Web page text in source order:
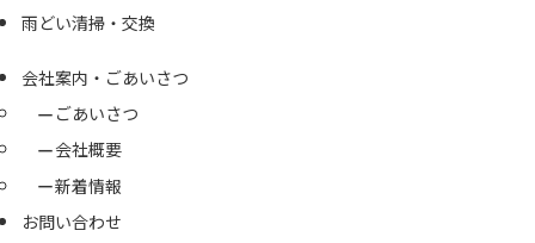
雨どい清掃・交換
会社案内・ごあいさつ
ごあいさつ
会社概要
新着情報
お問い合わせ